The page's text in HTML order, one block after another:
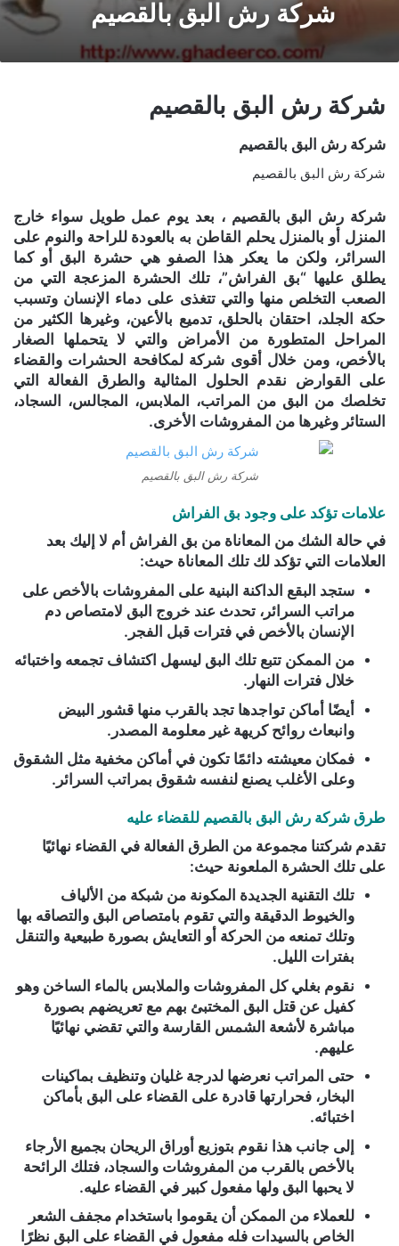
شركة رش البق بالقصيم
شركة رش البق بالقصيم
شركة رش البق بالقصيم
شركة رش البق بالقصيم
شركة رش البق بالقصيم ، بعد يوم عمل طويل سواء خارج
المنزل أو بالمنزل يحلم القاطن به بالعودة للراحة والنوم على
السرائر، ولكن ما يعكر هذا الصفو هي حشرة البق أو كما
يطلق عليها “بق الفراش”، تلك الحشرة المزعجة التي من
الصعب التخلص منها والتي تتغذى على دماء الإنسان وتسبب
حكة الجلد، احتقان بالحلق، تدميع بالأعين، وغيرها الكثير من
المراحل المتطورة من الأمراض والتي لا يتحملها الصغار
بالأخص، ومن خلال أقوى شركة لمكافحة الحشرات والقضاء
على القوارض نقدم الحلول المثالية والطرق الفعالة التي
تخلصك من البق من المراتب، الملابس، المجالس، السجاد،
الستائر وغيرها من المفروشات الأخرى.
شركة رش البق بالقصيم
علامات تؤكد على وجود بق الفراش
في حالة الشك من المعاناة من بق الفراش أم لا إليك بعد
العلامات التي تؤكد لك تلك المعاناة حيث:
ستجد البقع الداكنة البنية على المفروشات بالأخص على
مراتب السرائر، تحدث عند خروج البق لامتصاص دم
الإنسان بالأخص في فترات قبل الفجر.
من الممكن تتبع تلك البق ليسهل اكتشاف تجمعه واختبائه
خلال فترات النهار.
أيضًا أماكن تواجدها تجد بالقرب منها قشور البيض
وانبعاث روائح كريهة غير معلومة المصدر.
فمكان معيشته دائمًا تكون في أماكن مخفية مثل الشقوق
وعلى الأغلب يصنع لنفسه شقوق بمراتب السرائر.
طرق شركة رش البق بالقصيم للقضاء عليه
تقدم شركتنا مجموعة من الطرق الفعالة في القضاء نهائيًا
على تلك الحشرة الملعونة حيث:
تلك التقنية الجديدة المكونة من شبكة من الألياف
والخيوط الدقيقة والتي تقوم بامتصاص البق والتصاقه بها
وتلك تمنعه من الحركة أو التعايش بصورة طبيعية والتنقل
بفترات الليل.
نقوم بغلي كل المفروشات والملابس بالماء الساخن وهو
كفيل عن قتل البق المختبئ بهم مع تعريضهم بصورة
مباشرة لأشعة الشمس القارسة والتي تقضي نهائيًا
عليهم.
حتى المراتب نعرضها لدرجة غليان وتنظيف بماكينات
البخار، فحرارتها قادرة على القضاء على البق بأماكن
اختبائه.
إلى جانب هذا نقوم بتوزيع أوراق الريحان بجميع الأرجاء
بالأخص بالقرب من المفروشات والسجاد، فتلك الرائحة
لا يحبها البق ولها مفعول كبير في القضاء عليه.
للعملاء من الممكن أن يقوموا باستخدام مجفف الشعر
الخاص بالسيدات فله مفعول في القضاء على البق نظرًا